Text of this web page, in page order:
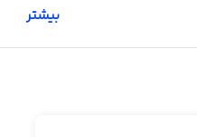
بیشتر